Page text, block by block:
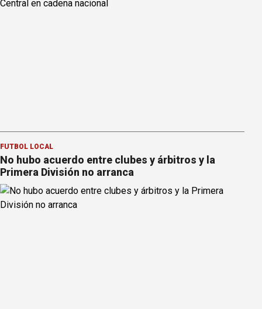
FÚTBOL LOCAL
No hubo acuerdo entre clubes y árbitros y la
Primera División no arranca